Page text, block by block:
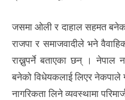
जसमा ओली र दाहाल सहमत
राजपा र समाजवादीले भने
राख्नुपर्ने बताएका छन् । नेपाल
बनेको विधेयकलाई लिएर नेकपाले
नागरिकता लिने व्यवस्थामा